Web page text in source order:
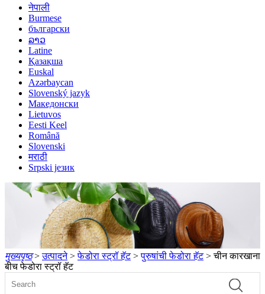
नेपाली
Burmese
български
ລາວ
Latine
Қазақша
Euskal
Azərbaycan
Slovenský jazyk
Македонски
Lietuvos
Eesti Keel
Română
Slovenski
मराठी
Srpski језик
मुख्यपृष्ठ > उत्पादने>फेडोरा स्ट्रॉ हॅट>पुरुषांची फेडोरा हॅट> चीन कारखाना
बीच फेडोरा स्ट्रॉ हॅट